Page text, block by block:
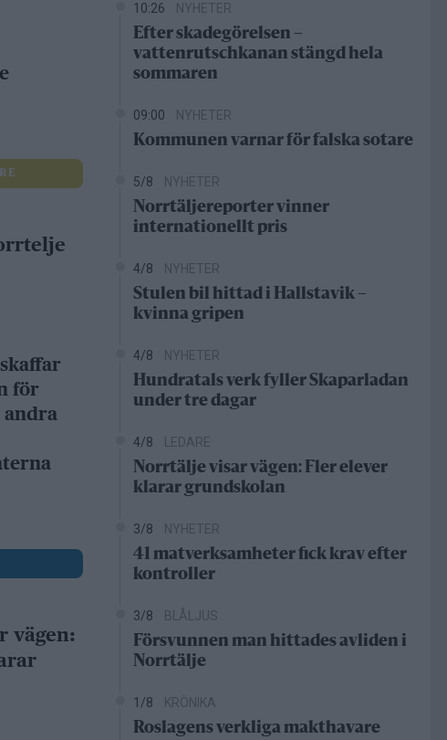
för
vägen:
10:26 NYHETER
Efter skadegörelsen –
vattenrutschkanan stängd hela
sommaren
09:00 NYHETER
Kommunen varnar för falska sotare
5/8 NYHETER
Norrtäljereporter vinner
internationellt pris
4/8 NYHETER
Stulen bil hittad i Hallstavik –
kvinna gripen
4/8 NYHETER
Hundratals verk fyller Skaparladan
under tre dagar
4/8 LEDARE
Norrtälje visar vägen: Fler elever
klarar grundskolan
3/8 NYHETER
41 matverksamheter fick krav efter
kontroller
3/8 BLÅLJUS
Försvunnen man hittades avliden i
Norrtälje
1/8 KRÖNIKA
Roslagens verkliga makthavare